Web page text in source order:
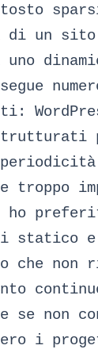
di un
ho
statico e
che non
se non
i